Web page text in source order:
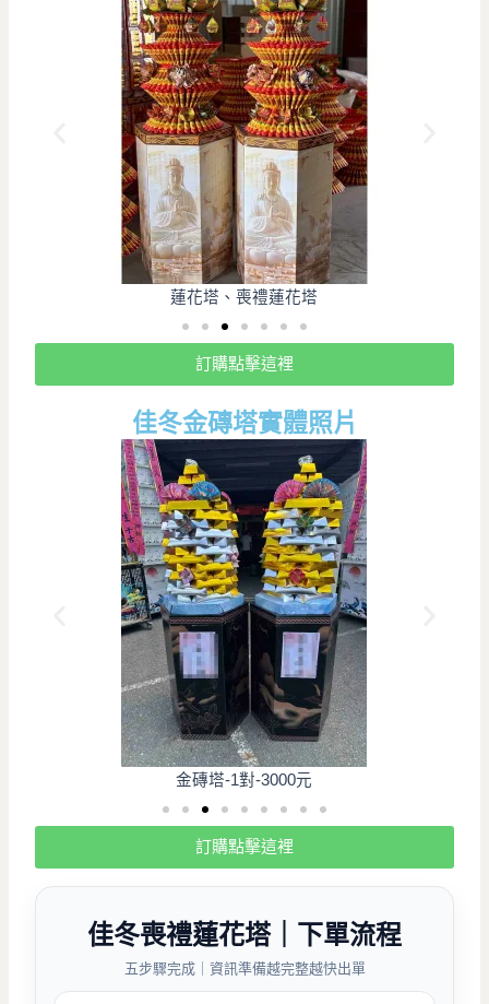
蓮花塔、喪禮蓮花塔
訂購點擊這裡
佳冬金磚塔實體照片
金磚塔-1對-3000元
訂購點擊這裡
佳冬喪禮蓮花塔｜下單流程
五步驟完成｜資訊準備越完整越快出單